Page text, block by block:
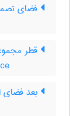
فضای
قطر
بعد فضای